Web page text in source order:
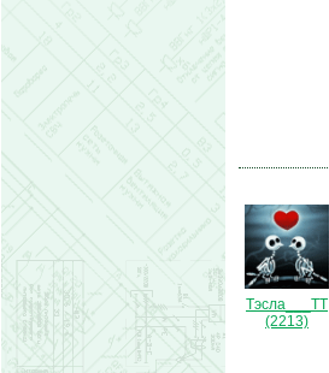
Тэсла___ТТ
(2213)